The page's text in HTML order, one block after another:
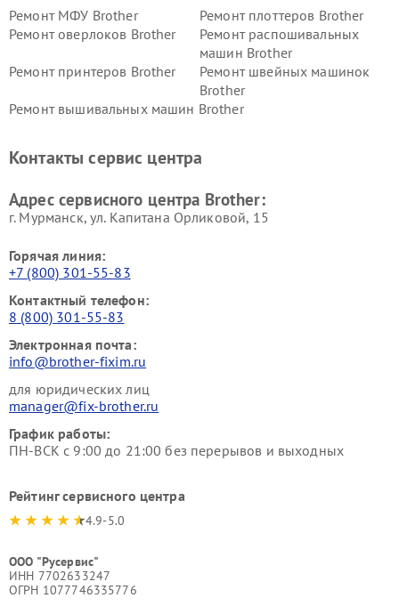
Ремонт МФУ Brother
Ремонт плоттеров Brother
Ремонт оверлоков Brother
Ремонт распошивальных
машин Brother
Ремонт принтеров Brother
Ремонт швейных машинок
Brother
Ремонт вышивальных машин Brother
Контакты сервис центра
Адрес сервисного центра Brother:
г. Мурманск, ул. Капитана Орликовой, 15
Горячая линия:
+7 (800) 301-55-83
Контактный телефон:
8 (800) 301-55-83
Электронная почта:
info@brother-fixim.ru
для юридических лиц
manager@fix-brother.ru
График работы:
ПН-ВСК с 9:00 до 21:00 без перерывов и выходных
Рейтинг сервисного центра
4.9-5.0
ООО "Русервис"
ИНН 7702633247
ОГРН 1077746335776